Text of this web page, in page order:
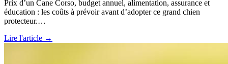
Prix d’un Cane Corso, budget annuel, alimentation, assurance et
éducation : les coûts à prévoir avant d’adopter ce grand chien
protecteur.…
Lire l'article →